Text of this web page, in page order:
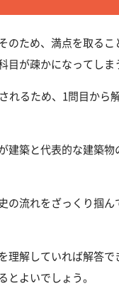
ため、満点を取る
が疎かになってしま
れるため、1問目から
築と代表的な建築
の流れをざっくり掴
解していれば解答
よいでしょう。